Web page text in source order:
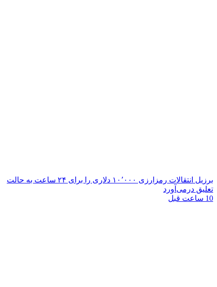
برزیل انتقالات رمزارزی ۱۰٬۰۰۰ دلاری را برای ۲۴ ساعت به حالت
تعلیق درمی‌آورد
10 ساعت قبل